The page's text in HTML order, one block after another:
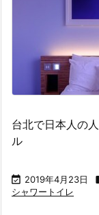
台北で日本人の
ル
 2019年4月23日
シャワートイレ